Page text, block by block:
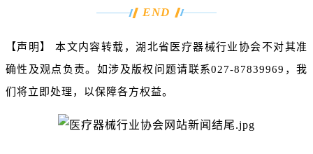
END
【声明】
本文内容转载，湖北省医疗器械行业协会不对其准
确性及观点负责。如涉及版权问题请联系027-87839969 ，我
们将立即处理，以保障各方权益。